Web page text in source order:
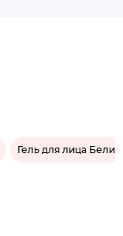
Гель для лица